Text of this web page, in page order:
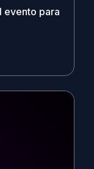
evento para